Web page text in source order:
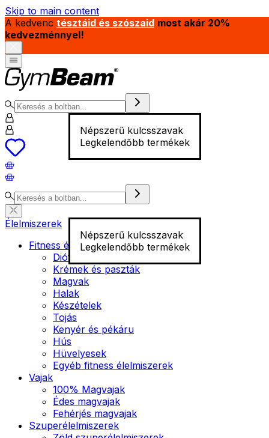
Skip to main content
A kedvenc tésztáid és szószaid most akár 20%
kedvezménnyel!
Népszerű kulcsszavak
Legkelendőbb termékek
Népszerű kulcsszavak
Legkelendőbb termékek
Élelmiszerek
Fitness élelmiszer
Diófélék
Krémek és paszták
Magvak
Halak
Készételek
Tojás
Kenyér és pékáru
Hús
Hüvelyesek
Egyéb fitness élelmiszerek
Vajak
100% Magvajak
Édes magvajak
Fehérjés magvajak
Szuperélelmiszerek